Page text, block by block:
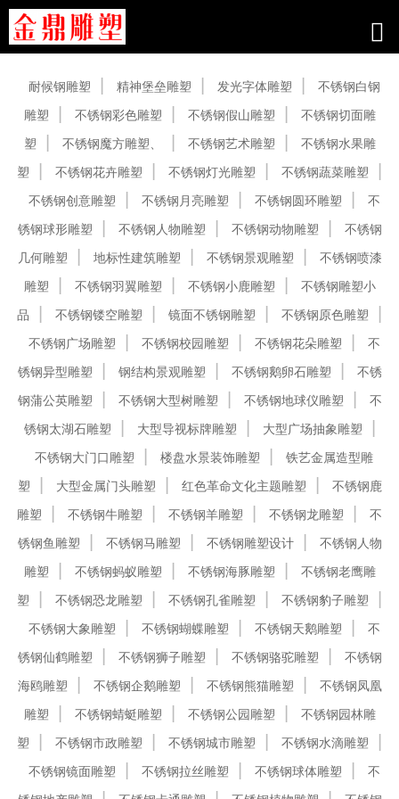
耐候钢雕塑 精神堡垒雕塑 发光字体雕塑
不锈钢白钢
雕塑
不锈钢彩色雕塑 不锈钢假山雕塑
不锈钢切面雕
塑
不锈钢魔方雕塑、 不锈钢艺术雕塑
不锈钢水果雕
塑
不锈钢花卉雕塑 不锈钢灯光雕塑
不锈钢蔬菜雕塑
不锈钢创意雕塑
不锈钢月亮雕塑 不锈钢圆环雕塑
不
锈钢球形雕塑
不锈钢人物雕塑 不锈钢动物雕塑
不锈钢
几何雕塑
地标性建筑雕塑 不锈钢景观雕塑
不锈钢喷漆
雕塑
不锈钢羽翼雕塑 不锈钢小鹿雕塑
不锈钢雕塑小
品
不锈钢镂空雕塑 镜面不锈钢雕塑
不锈钢原色雕塑
不锈钢广场雕塑
不锈钢校园雕塑 不锈钢花朵雕塑
不
锈钢异型雕塑
钢结构景观雕塑 不锈钢鹅卵石雕塑
不锈
钢蒲公英雕塑
不锈钢大型树雕塑 不锈钢地球仪雕塑
不
锈钢太湖石雕塑
大型导视标牌雕塑
大型广场抽象雕塑
不锈钢大门口雕塑
楼盘水景装饰雕塑
铁艺金属造型雕
塑
大型金属门头雕塑 红色革命文化主题雕塑
不锈钢鹿
雕塑
不锈钢牛雕塑 不锈钢羊雕塑 不锈钢龙雕塑
不
锈钢鱼雕塑
不锈钢马雕塑 不锈钢雕塑设计
不锈钢人物
雕塑
不锈钢蚂蚁雕塑 不锈钢海豚雕塑
不锈钢老鹰雕
塑
不锈钢恐龙雕塑 不锈钢孔雀雕塑
不锈钢豹子雕塑
不锈钢大象雕塑
不锈钢蝴蝶雕塑 不锈钢天鹅雕塑
不
锈钢仙鹤雕塑
不锈钢狮子雕塑 不锈钢骆驼雕塑
不锈钢
海鸥雕塑
不锈钢企鹅雕塑 不锈钢熊猫雕塑
不锈钢凤凰
雕塑
不锈钢蜻蜓雕塑 不锈钢公园雕塑
不锈钢园林雕
塑
不锈钢市政雕塑 不锈钢城市雕塑
不锈钢水滴雕塑
不锈钢镜面雕塑
不锈钢拉丝雕塑 不锈钢球体雕塑
不